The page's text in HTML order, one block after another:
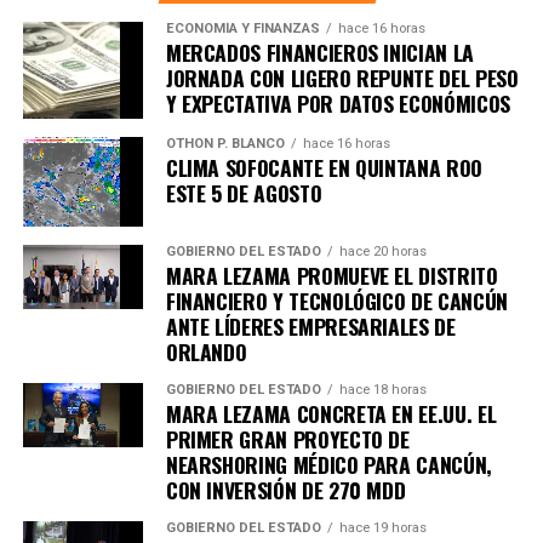
considerado uno de los más amplios de la última década.
6. Inundaciones dejan más de cien
muertos en el sur de África
Lluvias torrenciales provocaroninundaciones severas
en Mozambique, Sudáfrica y Zimbabue, dejando más de
100 fallecidos y miles de viviendas destruidas. Equipos
de rescate continúan trabajando en zonas incomunicadas.
7. Uganda vive jornada violenta tras
arresto de Bobi Wine
Al menos siete personas murieron en enfrentamientos
entre manifestantes y fuerzas de seguridad luego de la
detención del líder opositorBobi Wine, trasladado en
internacionales expresaron preocupación por el clima
ECONOMÍA Y FINANZAS hace 16 horas
MERCADOS FINANCIEROS INICIAN LA
JORNADA CON LIGERO REPUNTE DEL PESO
Y EXPECTATIVA POR DATOS ECONÓMICOS
OTHON P. BLANCO hace 16 horas
CLIMA SOFOCANTE EN QUINTANA ROO
ESTE 5 DE AGOSTO
GOBIERNO DEL ESTADO hace 20 horas
MARA LEZAMA PROMUEVE EL DISTRITO
FINANCIERO Y TECNOLÓGICO DE CANCÚN
ANTE LÍDERES EMPRESARIALES DE
ORLANDO
GOBIERNO DEL ESTADO hace 18 horas
MARA LEZAMA CONCRETA EN EE.UU. EL
PRIMER GRAN PROYECTO DE
NEARSHORING MÉDICO PARA CANCÚN,
CON INVERSIÓN DE 270 MDD
GOBIERNO DEL ESTADO hace 19 horas